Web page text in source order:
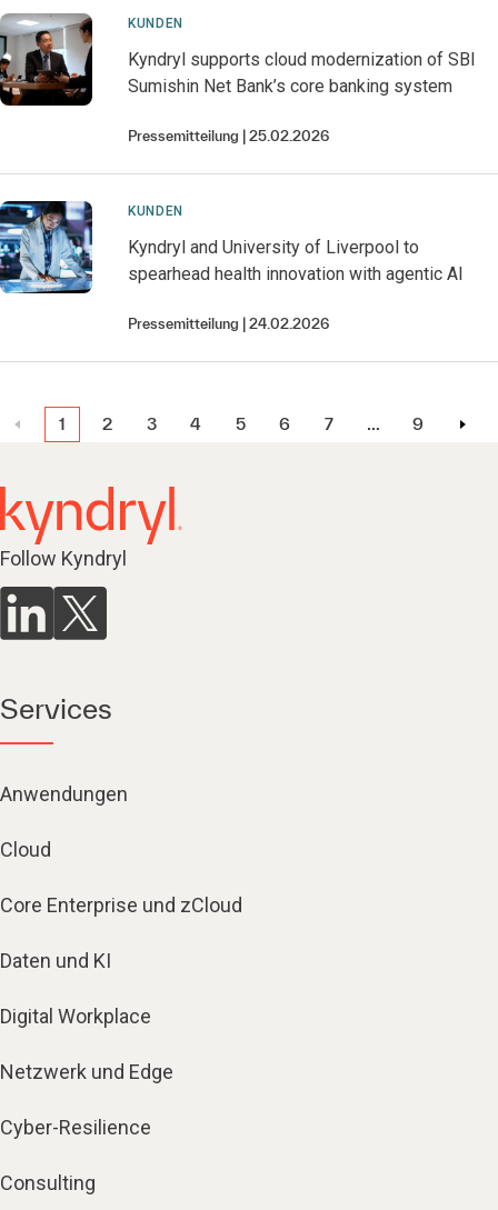
KUNDEN
Kyndryl supports cloud modernization of SBI
Sumishin Net Bank’s core banking system
Pressemitteilung 25.02.2026
KUNDEN
Kyndryl and University of Liverpool to
spearhead health innovation with agentic AI
Pressemitteilung 24.02.2026
1 2 3 4 5 6 7 … 9
Follow Kyndryl
Services
Anwendungen
Cloud
Core Enterprise und zCloud
Daten und KI
Digital Workplace
Netzwerk und Edge
Cyber-Resilience
Consulting